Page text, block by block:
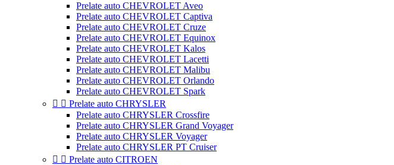
Prelate auto CHEVROLET Aveo
Prelate auto CHEVROLET Captiva
Prelate auto CHEVROLET Cruze
Prelate auto CHEVROLET Equinox
Prelate auto CHEVROLET Kalos
Prelate auto CHEVROLET Lacetti
Prelate auto CHEVROLET Malibu
Prelate auto CHEVROLET Orlando
Prelate auto CHEVROLET Spark
  Prelate auto CHRYSLER
Prelate auto CHRYSLER Crossfire
Prelate auto CHRYSLER Grand Voyager
Prelate auto CHRYSLER Voyager
Prelate auto CHRYSLER PT Cruiser
  Prelate auto CITROEN